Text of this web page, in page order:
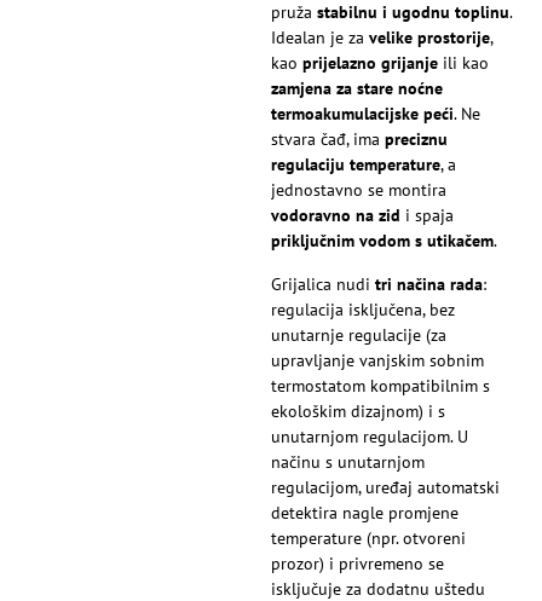
pruža stabilnu i ugodnu toplinu.
Idealan je za velike prostorije,
kao prijelazno grijanje ili kao
zamjena za stare noćne
termoakumulacijske peći. Ne
stvara čađ, ima preciznu
regulaciju temperature, a
jednostavno se montira
vodoravno na zid i spaja
priključnim vodom s utikačem.
Grijalica nudi tri načina rada:
regulacija isključena, bez
unutarnje regulacije (za
upravljanje vanjskim sobnim
termostatom kompatibilnim s
ekološkim dizajnom) i s
unutarnjom regulacijom. U
načinu s unutarnjom
regulacijom, uređaj automatski
detektira nagle promjene
temperature (npr. otvoreni
prozor) i privremeno se
isključuje za dodatnu uštedu